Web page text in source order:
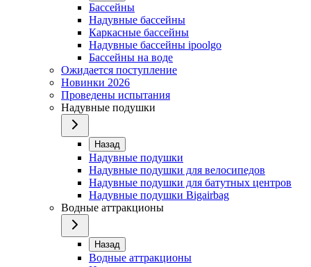
Бассейны
Надувные бассейны
Каркасные бассейны
Надувные бассейны ipoolgo
Бассейны на воде
Ожидается поступление
Новинки 2026
Проведены испытания
Надувные подушки
Назад
Надувные подушки
Надувные подушки для велосипедов
Надувные подушки для батутных центров
Надувные подушки Bigairbag
Водные аттракционы
Назад
Водные аттракционы